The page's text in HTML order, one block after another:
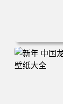
电脑壁纸 城
下载 壁纸大全